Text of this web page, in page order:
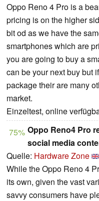
Oppo Reno 4 Pro is a
pricing is on the higher
bit od as we have the
smartphones which are
you are going to buy a
can be your next buy but
package their are many
market.
Einzeltest, online
75% Oppo Reno4 Pro
social media
Quelle: Hardware Zone
While the Oppo Reno 4
its own, given the vast
savvy consumers have